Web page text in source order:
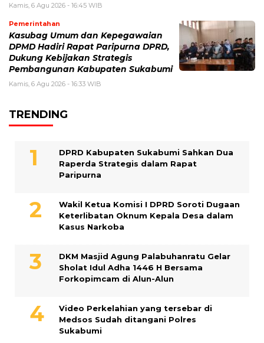
Kamis, 6 Agu 2026 - 16:45 WIB
Pemerintahan
Kasubag Umum dan Kepegawaian
DPMD Hadiri Rapat Paripurna DPRD,
Dukung Kebijakan Strategis
Pembangunan Kabupaten Sukabumi
Kamis, 6 Agu 2026 - 16:33 WIB
TRENDING
DPRD Kabupaten Sukabumi Sahkan Dua
Raperda Strategis dalam Rapat
Paripurna
Wakil Ketua Komisi I DPRD Soroti Dugaan
Keterlibatan Oknum Kepala Desa dalam
Kasus Narkoba
DKM Masjid Agung Palabuhanratu Gelar
Sholat Idul Adha 1446 H Bersama
Forkopimcam di Alun-Alun
Video Perkelahian yang tersebar di
Medsos Sudah ditangani Polres
Sukabumi